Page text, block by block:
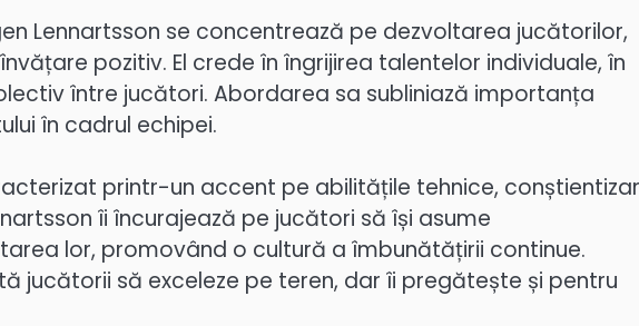
Lennartsson se concentrează pe dezvoltarea jucătorilor,
pozitiv. El crede în îngrijirea talentelor individuale, în
între jucători. Abordarea sa subliniază importanța
în cadrul echipei.
printr-un accent pe abilitățile tehnice,
îi încurajează pe jucători să își asume
lor, promovând o cultură a îmbunătățirii continue.
jucătorii să exceleze pe teren, dar îi pregătește și pentru